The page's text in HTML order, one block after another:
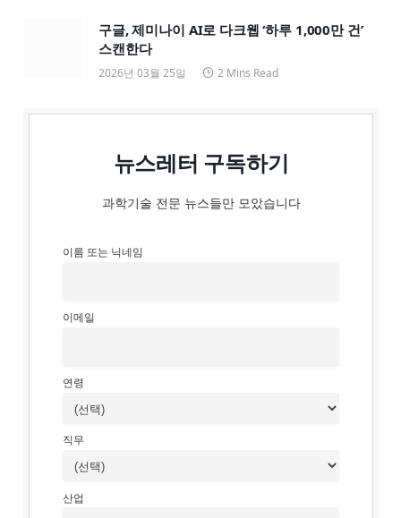
구글, 제미나이 AI로 다크웹 ‘하루 1,000만 건’
스캔한다
2026년 03월 25일 2 Mins Read
뉴스레터 구독하기
과학기술 전문 뉴스들만 모았습니다
이름 또는 닉네임
이메일
연령
직무
산업